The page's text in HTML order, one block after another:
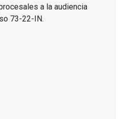
a laaudiencia
73-22-IN.